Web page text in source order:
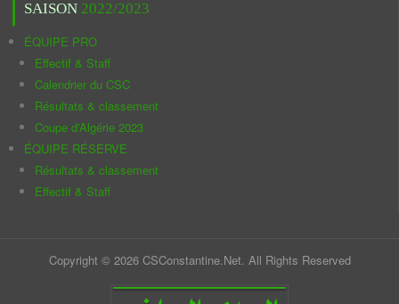
SAISON 2022/2023
ÉQUIPE PRO
Effectif & Staff
Calendrier du CSC
Résultats & classement
Coupe d'Algérie 2023
ÉQUIPE RÉSERVE
Résultats & classement
Effectif & Staff
Copyright © 2026 CSConstantine.Net. All Rights Reserved